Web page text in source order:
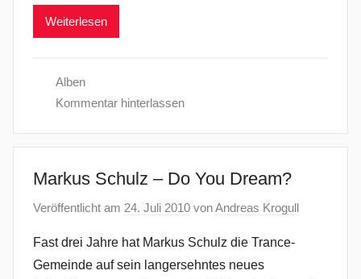
Weiterlesen
Alben
Kommentar hinterlassen
Markus Schulz – Do You Dream?
Veröffentlicht am 24. Juli 2010 vonAndreas Krogull
Fast drei Jahre hat Markus Schulz die Trance-
Gemeinde auf sein langersehntes neues